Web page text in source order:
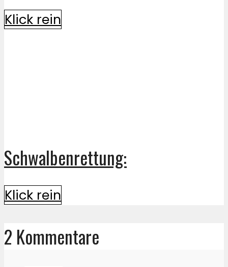
Klick rein
Schwalbenrettung:
Klick rein
2 Kommentare